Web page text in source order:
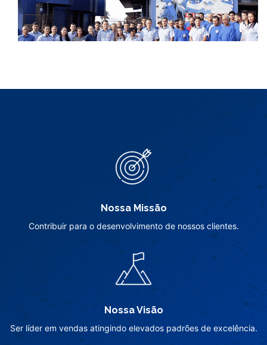
Nossa Missão
Contribuir para o desenvolvimento de nossos clientes.
Nossa Visão
Ser líder em vendas atingindo elevados padrões de excelência.